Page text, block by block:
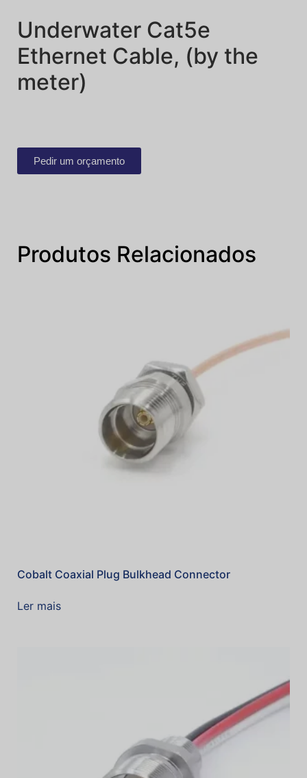
Underwater Cat5e
Ethernet Cable, (by the
meter)
Pedir um orçamento
Produtos Relacionados
Cobalt Coaxial Plug Bulkhead Connector
Ler mais